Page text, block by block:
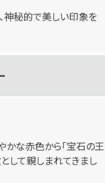
神秘的で美しい印象を
かな赤色から「宝石の王
して親しまれてきまし